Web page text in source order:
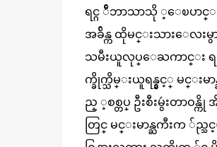
ရင္ဂ ်ီဘာသာသို ့ေၿပာင္
အခ်ိန္က ထိုမင္းသားေလးမွ
သမီးယူလုပ္ေႀကာင္း ရခို
က္ခိုက္သိမ္းယူရန္နွင့္ မင္းမ
ည္ ့စစ္တပ္ ဦးစီးမွဴးတာဝ
တြင္ မင္းမာန္ႀကီးက ်ည္